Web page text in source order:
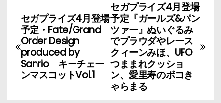
投
稿
ナ
ビ
セガプライズ4月登場
予定『ガールズ&パン
ツァー』ぬいぐるみ
でプラウダやレース
クィーンみほ、UFO
つままれクッショ
ン、愛里寿のボコき
ゃらまる
セガプライズ4月登場
予定・Fate/Grand
Order Design
produced by
Sanrio キーチェー
ンマスコットVol.1